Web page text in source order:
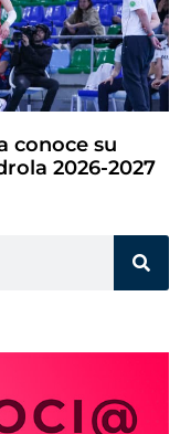
conoce su
2026-2027